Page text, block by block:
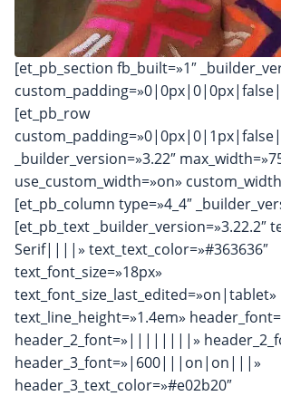
[et_pb_section fb_built=»1″
[et_pb_row
_builder_version=»3.22″
use_custom_width=»on»
[et_pb_column type=»4_4″
[et_pb_text _builder_version=»3.22.2″
Serif||||» text_text_color=»#363636″
text_font_size=»18px»
text_font_size_last_edited=»on|tablet»
text_line_height=»1.4em»
header_2_font=»||||||||»
header_3_font=»|600|||on|on|||»
header_3_text_color=»#e02b20″